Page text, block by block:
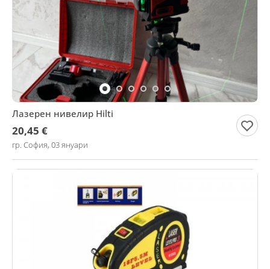
Лазерен нивелир Hilti
20,45 €
гр. София, 03 януари